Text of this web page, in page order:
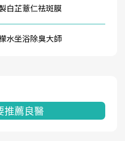
白芷薏仁祛斑膜
水坐浴除臭大師
推薦良醫